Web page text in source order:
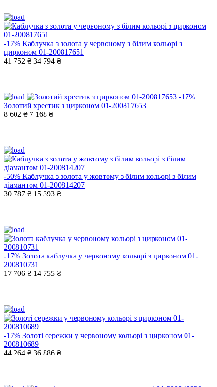
-17% Каблучка з золота у червоному з білим кольорі з
цирконом 01-200817651
41 752 ₴ 34 794 ₴
-17%
Золотий хрестик з цирконом 01-200817653
8 602 ₴ 7 168 ₴
-50% Каблучка з золота у жовтому з білим кольорі з білим
діамантом 01-200814207
30 787 ₴ 15 393 ₴
-17% Золота каблучка у червоному кольорі з цирконом 01-
200810731
17 706 ₴ 14 755 ₴
-17% Золоті сережки у червоному кольорі з цирконом 01-
200810689
44 264 ₴ 36 886 ₴